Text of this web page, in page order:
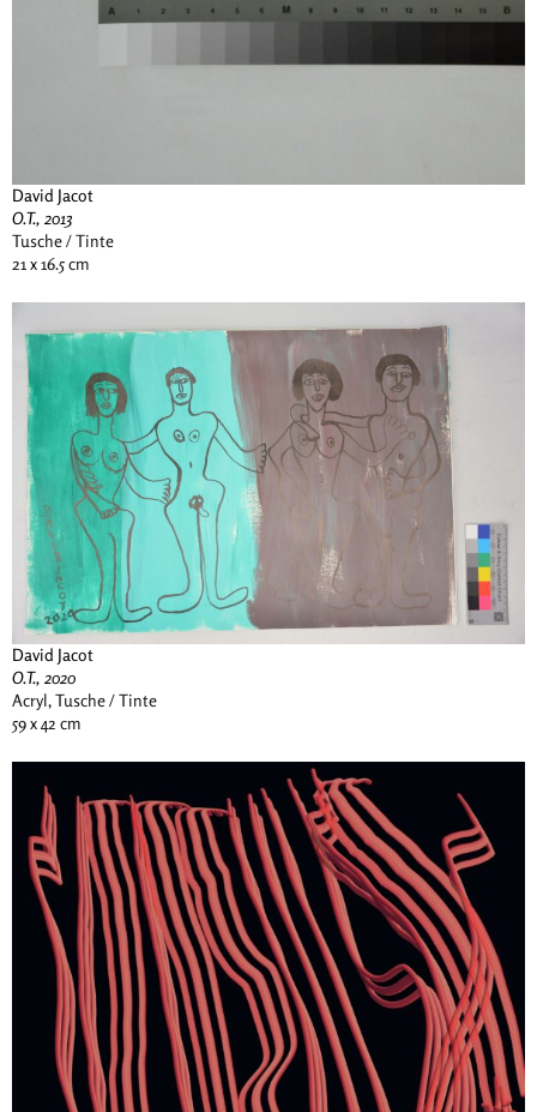
David Jacot
O.T., 2013
Tusche / Tinte
21 x 16.5 cm
David Jacot
O.T., 2020
Acryl, Tusche / Tinte
59 x 42 cm